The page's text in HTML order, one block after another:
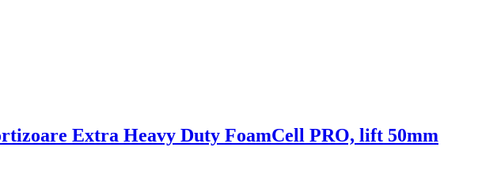
Extra Heavy Duty FoamCell PRO, lift 50mm